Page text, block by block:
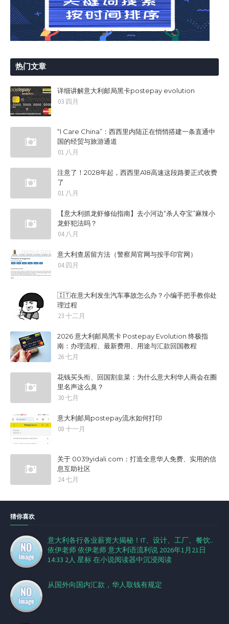
热门文章
详细讲解意大利邮局黑卡postepay evolution
03 四月
“I Care China”：西西里内陆正在悄悄搭建一条直通中
国的经贸与旅游通道
01 八月
注意了！2028年起，西西里A18高速这段路要正式收费
了
01 八月
【意大利抓龙虾修仙指南】去小河边“杀人夺宝”麻辣小
龙虾犯法吗？
04 八月
意大利查居留方法（警察局官网与按手印官网）
04 四月
🇮🇹在意大利发生汽车事故怎么办？小编手把手教你处
理过程
23 十二月
2026 意大利邮局黑卡 Postepay Evolution 终极指
南：办理流程、最新费用、用途与汇款回国教程
26 七月
花钱买头衔、回国割韭菜：为什么意大利华人商会在圈
里名声这么臭？
30 七月
意大利邮局postepay流水如何打印
08 十一月
关于 0039yidali.com：打造全意华人免费、实用的信
息互助社区
24 七月
猜你喜欢
意大利各行各业薪资大揭秘！IT、设计、工厂、餐饮..
依伊老师 依伊老师 意大利语流利说 2026年1月21日
14:33 2人 星标 在小说阅读器中沉浸阅读
从国外向国内汇款，华人取钱有规定